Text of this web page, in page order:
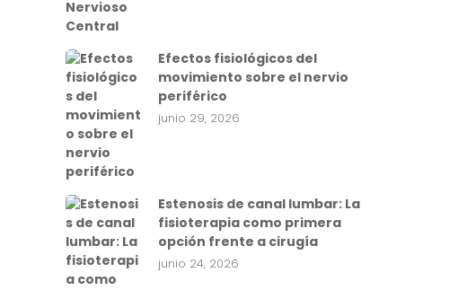
Efectos fisiológicos del
movimiento sobre el nervio
periférico
junio 29, 2026
Estenosis de canal lumbar: La
fisioterapia como primera
opción frente a cirugía
junio 24, 2026